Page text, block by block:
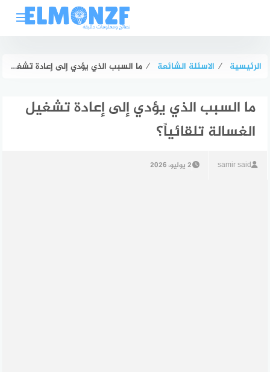
الرئيسية ⁄ الاسئلة الشائعة ⁄ ما السبب الذي يؤدي إلى إعادة تشغيل الغسالة تلقائياً؟
ما السبب الذي يؤدي إلى إعادة تشغيل
الغسالة تلقائياً؟
samir said 2 يوليو، 2026